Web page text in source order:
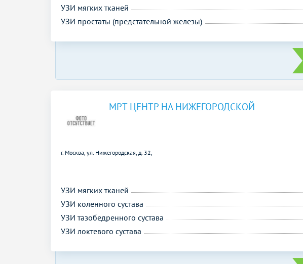
УЗИ мягких тканей
УЗИ простаты (предстательной железы)
МРТ ЦЕНТР НА НИЖЕГОРОДСКОЙ
г. Москва, ул. Нижегородская, д. 32,
УЗИ мягких тканей
УЗИ коленного сустава
УЗИ тазобедренного сустава
УЗИ локтевого сустава